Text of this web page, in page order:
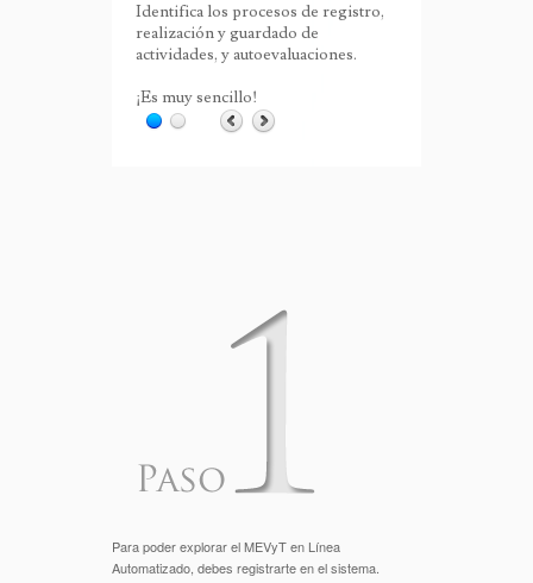
Identifica los procesos de registro,
realización y guardado de
actividades, y autoevaluaciones.
¡Es muy sencillo!
Para poder explorar el MEVyT en Línea
Automatizado, debes registrarte en el sistema.